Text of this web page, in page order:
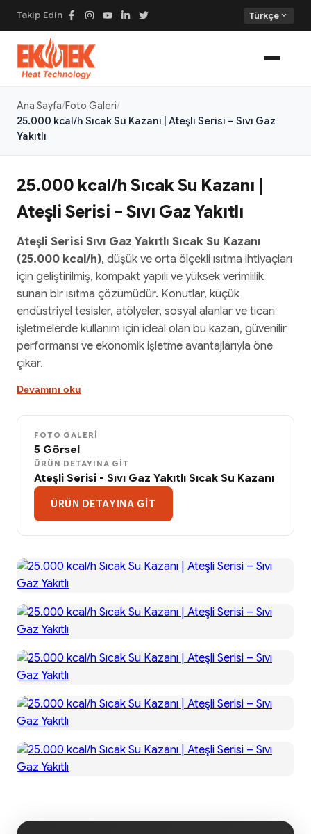
Takip Edin Türkçe expand_more
Ana Sayfa Foto Galeri
25.000 kcal/h Sıcak Su Kazanı | Ateşli Serisi – Sıvı Gaz
Yakıtlı
25.000 kcal/h Sıcak Su Kazanı |
Ateşli Serisi – Sıvı Gaz Yakıtlı
Ateşli Serisi Sıvı Gaz Yakıtlı Sıcak Su Kazanı
(25.000 kcal/h), düşük ve orta ölçekli ısıtma ihtiyaçları
için geliştirilmiş, kompakt yapılı ve yüksek verimlilik
sunan bir ısıtma çözümüdür. Konutlar, küçük
endüstriyel tesisler, atölyeler, sosyal alanlar ve ticari
işletmelerde kullanım için ideal olan bu kazan, güvenilir
performansı ve ekonomik işletme avantajlarıyla öne
çıkar.
Devamını oku
FOTO GALERI
5 Görsel
ÜRÜN DETAYINA GIT
Ateşli Serisi - Sıvı Gaz Yakıtlı Sıcak Su Kazanı
ÜRÜN DETAYINA GIT